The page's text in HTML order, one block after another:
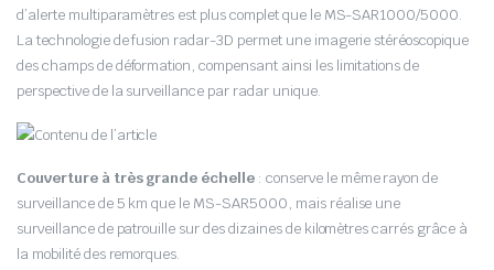
d’alerte multiparamètres est plus complet que le MS-SAR1000/5000.
La technologie de fusion radar-3D permet une imagerie stéréoscopique
des champs de déformation, compensant ainsi les limitations de
perspective de la surveillance par radar unique.
Couverture à très grande échelle : conserve le même rayon de
surveillance de 5 km que le MS-SAR5000, mais réalise une
surveillance de patrouille sur des dizaines de kilomètres carrés grâce à
la mobilité des remorques.